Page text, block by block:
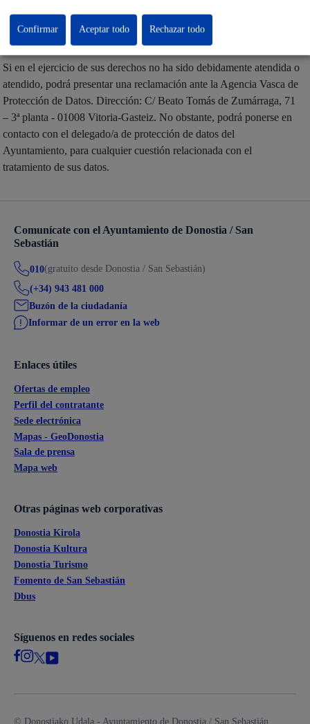
Ayuntamiento, como Responsable del tratamiento, o en su caso,
Si en el ejercicio de sus derechos no ha sido debidamente atendida o
atendido, podrá presentar una reclamación ante la Agencia Vasca de
Protección de Datos. Dirección: C/ Beato Tomás de Zumárraga, 71
– 3ª planta - 01008 Vitoria-Gasteiz. No obstante, podrá ponerse en
contacto con el delegado/a de protección de datos del
Ayuntamiento, para cualquier cuestión relacionada con el
tratamiento de sus datos.
Comunícate con el Ayuntamiento de Donostia / San
Sebastián
010(gratuito desde Donostia / San Sebastián)
(+34) 943 481 000
Buzón de la ciudadanía
Informar de un error en la web
Enlaces útiles
Ofertas de empleo
Perfil del contratante
Sede electrónica
Mapas - GeoDonostia
Sala de prensa
Mapa web
Otras páginas web corporativas
Donostia Kirola
Donostia Kultura
Donostia Turismo
Fomento de San Sebastián
Dbus
Síguenos en redes sociales
© Donostiako Udala - Ayuntamiento de Donostia / San Sebastián
Rechazar todo
Confirmar Aceptar todo